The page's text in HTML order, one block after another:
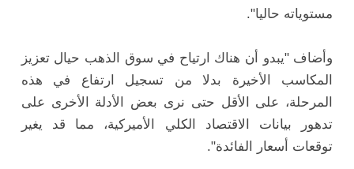
مستوياته حاليا".
وأضاف "يبدو أن هناك ارتياح في سوق الذهب حيال تعزيز
المكاسب الأخيرة بدلا من تسجيل ارتفاع في هذه
المرحلة، على الأقل حتى نرى بعض الأدلة الأخرى على
تدهور بيانات الاقتصاد الكلي الأميركية، مما قد يغير
توقعات أسعار الفائدة".